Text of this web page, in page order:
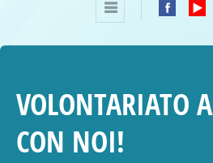
VOLONTARIATO
CON NOI!